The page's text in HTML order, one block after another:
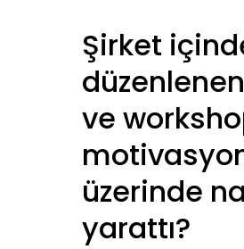
Şirket
ve
üzerinde
yarattı?